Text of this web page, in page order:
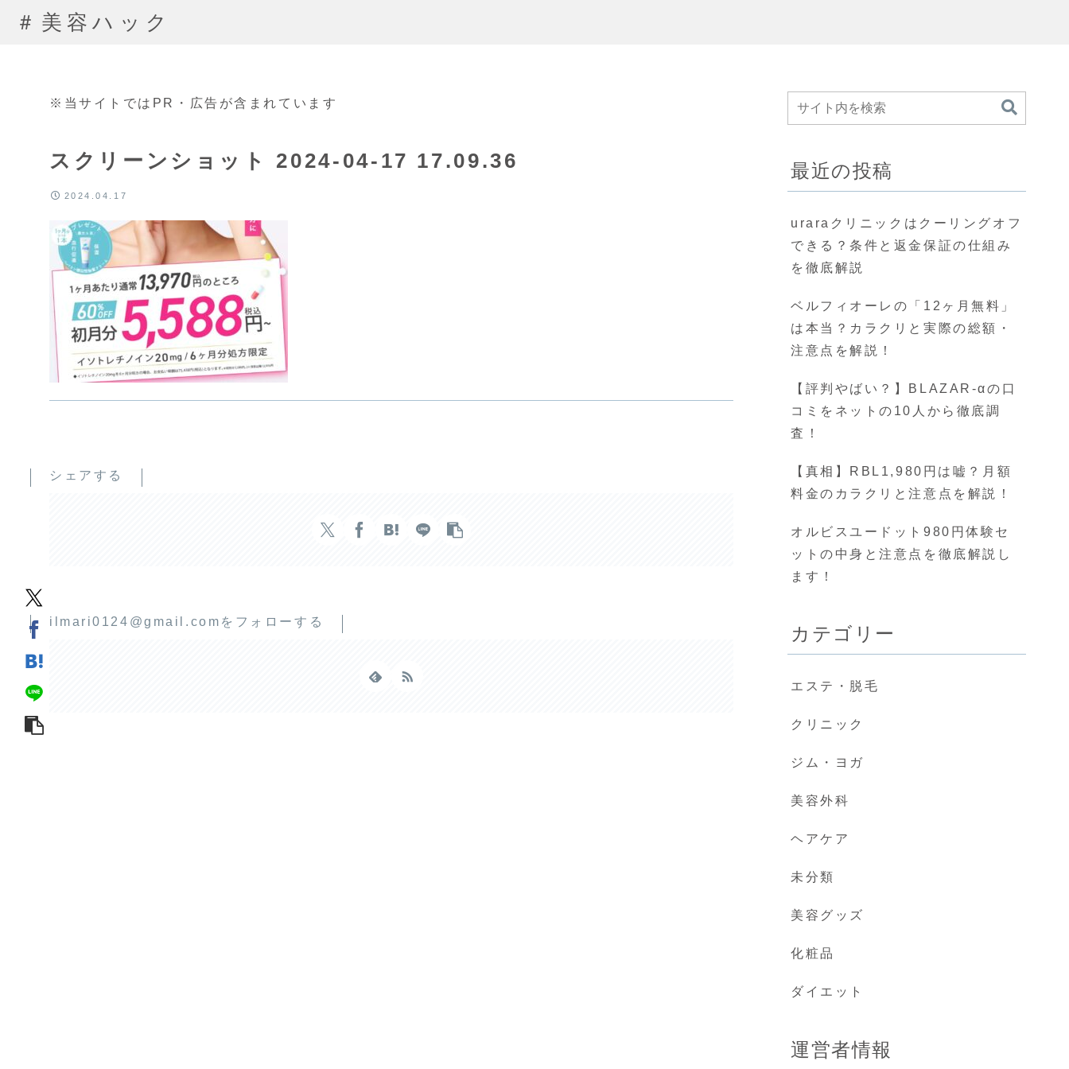
＃美容ハック
※当サイトではPR・広告が含まれています
スクリーンショット 2024-04-17 17.09.36
2024.04.17
シェアする
ilmari0124@gmail.comをフォローする
最近の投稿
uraraクリニックはクーリングオフ
できる？条件と返金保証の仕組み
を徹底解説
ベルフィオーレの「12ヶ月無料」
は本当？カラクリと実際の総額・
注意点を解説！
【評判やばい？】BLAZAR-αの口
コミをネットの10人から徹底調
査！
【真相】RBL1,980円は嘘？月額
料金のカラクリと注意点を解説！
オルビスユードット980円体験セ
ットの中身と注意点を徹底解説し
ます！
カテゴリー
エステ・脱毛
クリニック
ジム・ヨガ
美容外科
ヘアケア
未分類
美容グッズ
化粧品
ダイエット
運営者情報